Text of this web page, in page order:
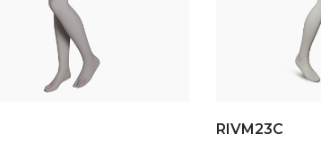
RIVM23C